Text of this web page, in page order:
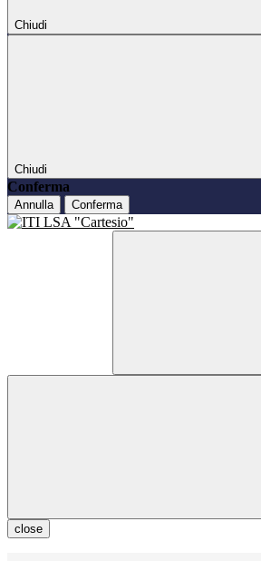
Chiudi
Chiudi
Conferma
Annulla Conferma
close